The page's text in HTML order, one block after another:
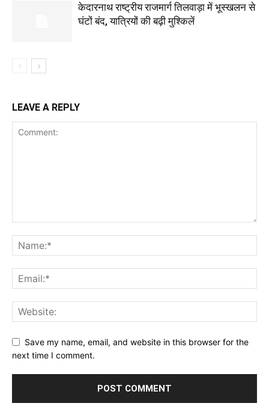
केदारनाथ राष्ट्रीय राजमार्ग तिलवाड़ा में भूस्खलन से
घंटों बंद, यात्रियों की बढ़ी मुश्किलें
LEAVE A REPLY
Save my name, email, and website in this browser for the
next time I comment.